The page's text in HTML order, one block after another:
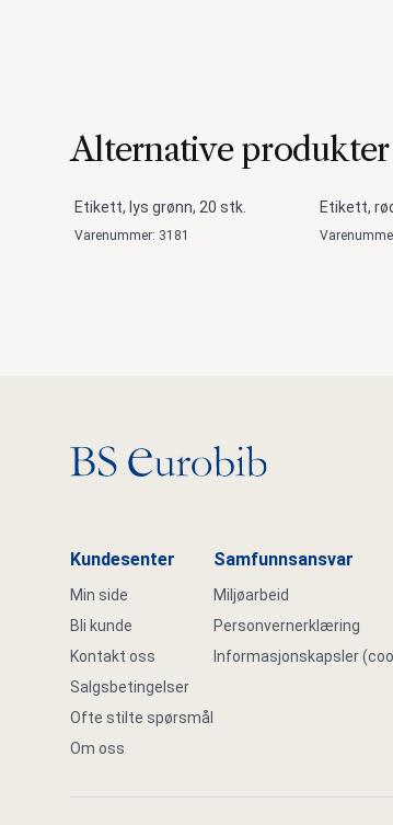
Alternative produkter
Etikett, lys grønn, 20 stk.
Varenummer: 3181
Etikett,
Gå til hovedsiden
Kundesenter
Min side
Bli kunde
Kontakt oss
Salgsbetingelser
Ofte stilte spørsmål
Om oss
Samfunnsansvar
Miljøarbeid
Personvernerklæring
Informasjonskapsler